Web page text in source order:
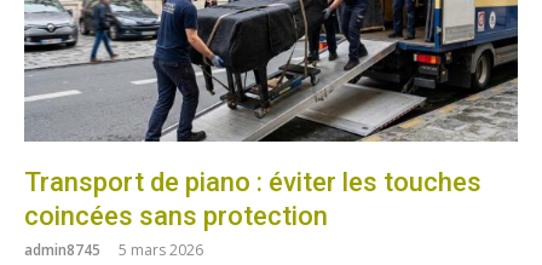
Transport de piano : éviter les touches
coincées sans protection
admin8745 5 mars 2026